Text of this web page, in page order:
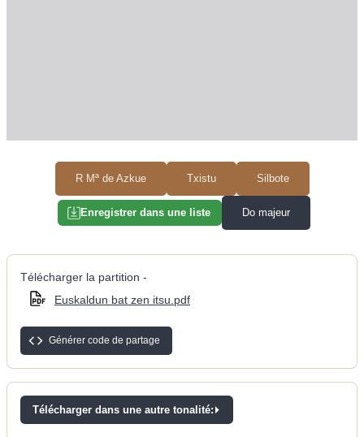
R Mª de Azkue Txistu Silbote
Enregistrer dans une liste Do majeur
Télécharger la partition -
Euskaldun bat zen itsu.pdf
Générer code de partage
Télécharger dans une autre tonalité: